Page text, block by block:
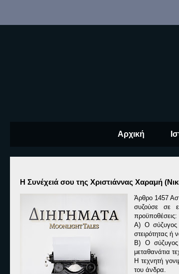
Αρχική
Η Συνέχειά σου της Χριστιάννας Χαραμή
Άρθρο 1457
συζούσε σε
προϋποθέσεις:
Α) Ο σύζυγος
στειρότητας ή
Β) Ο σύζυγος
μεταθανάτια
Η τεχνητή
του άνδρα.